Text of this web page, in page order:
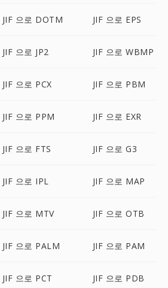
JIF 으로 DOTM JIF 으로 EPS
JIF 으로 JP2 JIF 으로 WBMP
JIF 으로 PCX JIF 으로 PBM
JIF 으로 PPM JIF 으로 EXR
JIF 으로 FTS JIF 으로 G3
JIF 으로 IPL JIF 으로 MAP
JIF 으로 MTV JIF 으로 OTB
JIF 으로 PALM JIF 으로 PAM
JIF 으로 PCT JIF 으로 PDB